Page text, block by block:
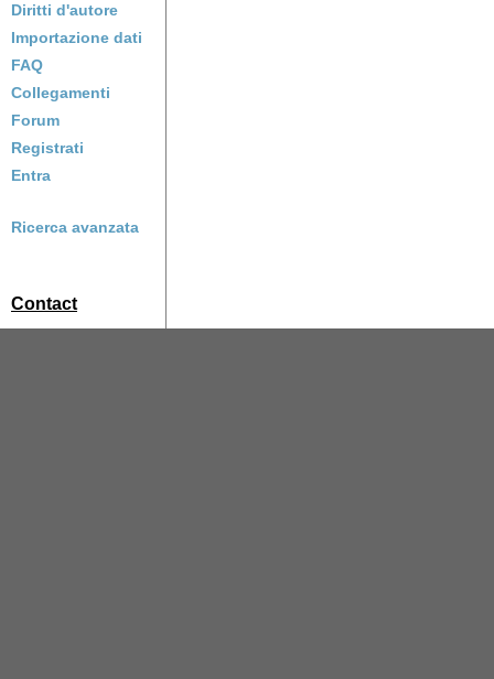
Diritti d'autore
Importazione dati
FAQ
Collegamenti
Forum
Registrati
Entra
Ricerca avanzata
Contact